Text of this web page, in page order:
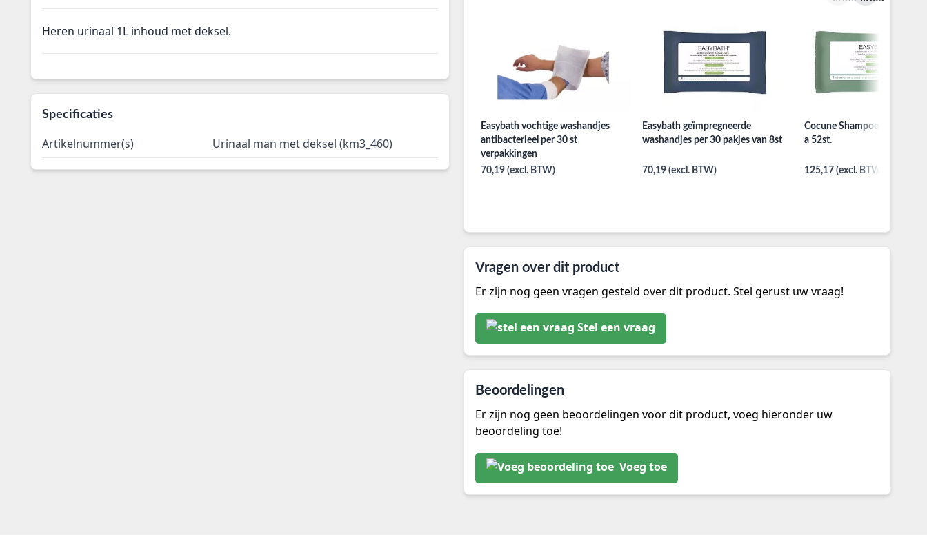
Heren urinaal 1L inhoud met deksel.
Specificaties
Artikelnummer(s) Urinaal man met deksel (km3_460)
Easybath vochtige washandjes
antibacterieel per 30 st
verpakkingen
70,19 (excl. BTW)
Easybath geïmpregneerde
washandjes per 30 pakjes van 8st
70,19 (excl. BTW)
Cocune Shampoo kapjes per
a 52st.
125,17 (excl. BTW)
Vragen over dit product
Er zijn nog geen vragen gesteld over dit product. Stel gerust uw vraag!
Stel een vraag
Beoordelingen
Er zijn nog geen beoordelingen voor dit product, voeg hieronder uw
beoordeling toe!
Voeg toe